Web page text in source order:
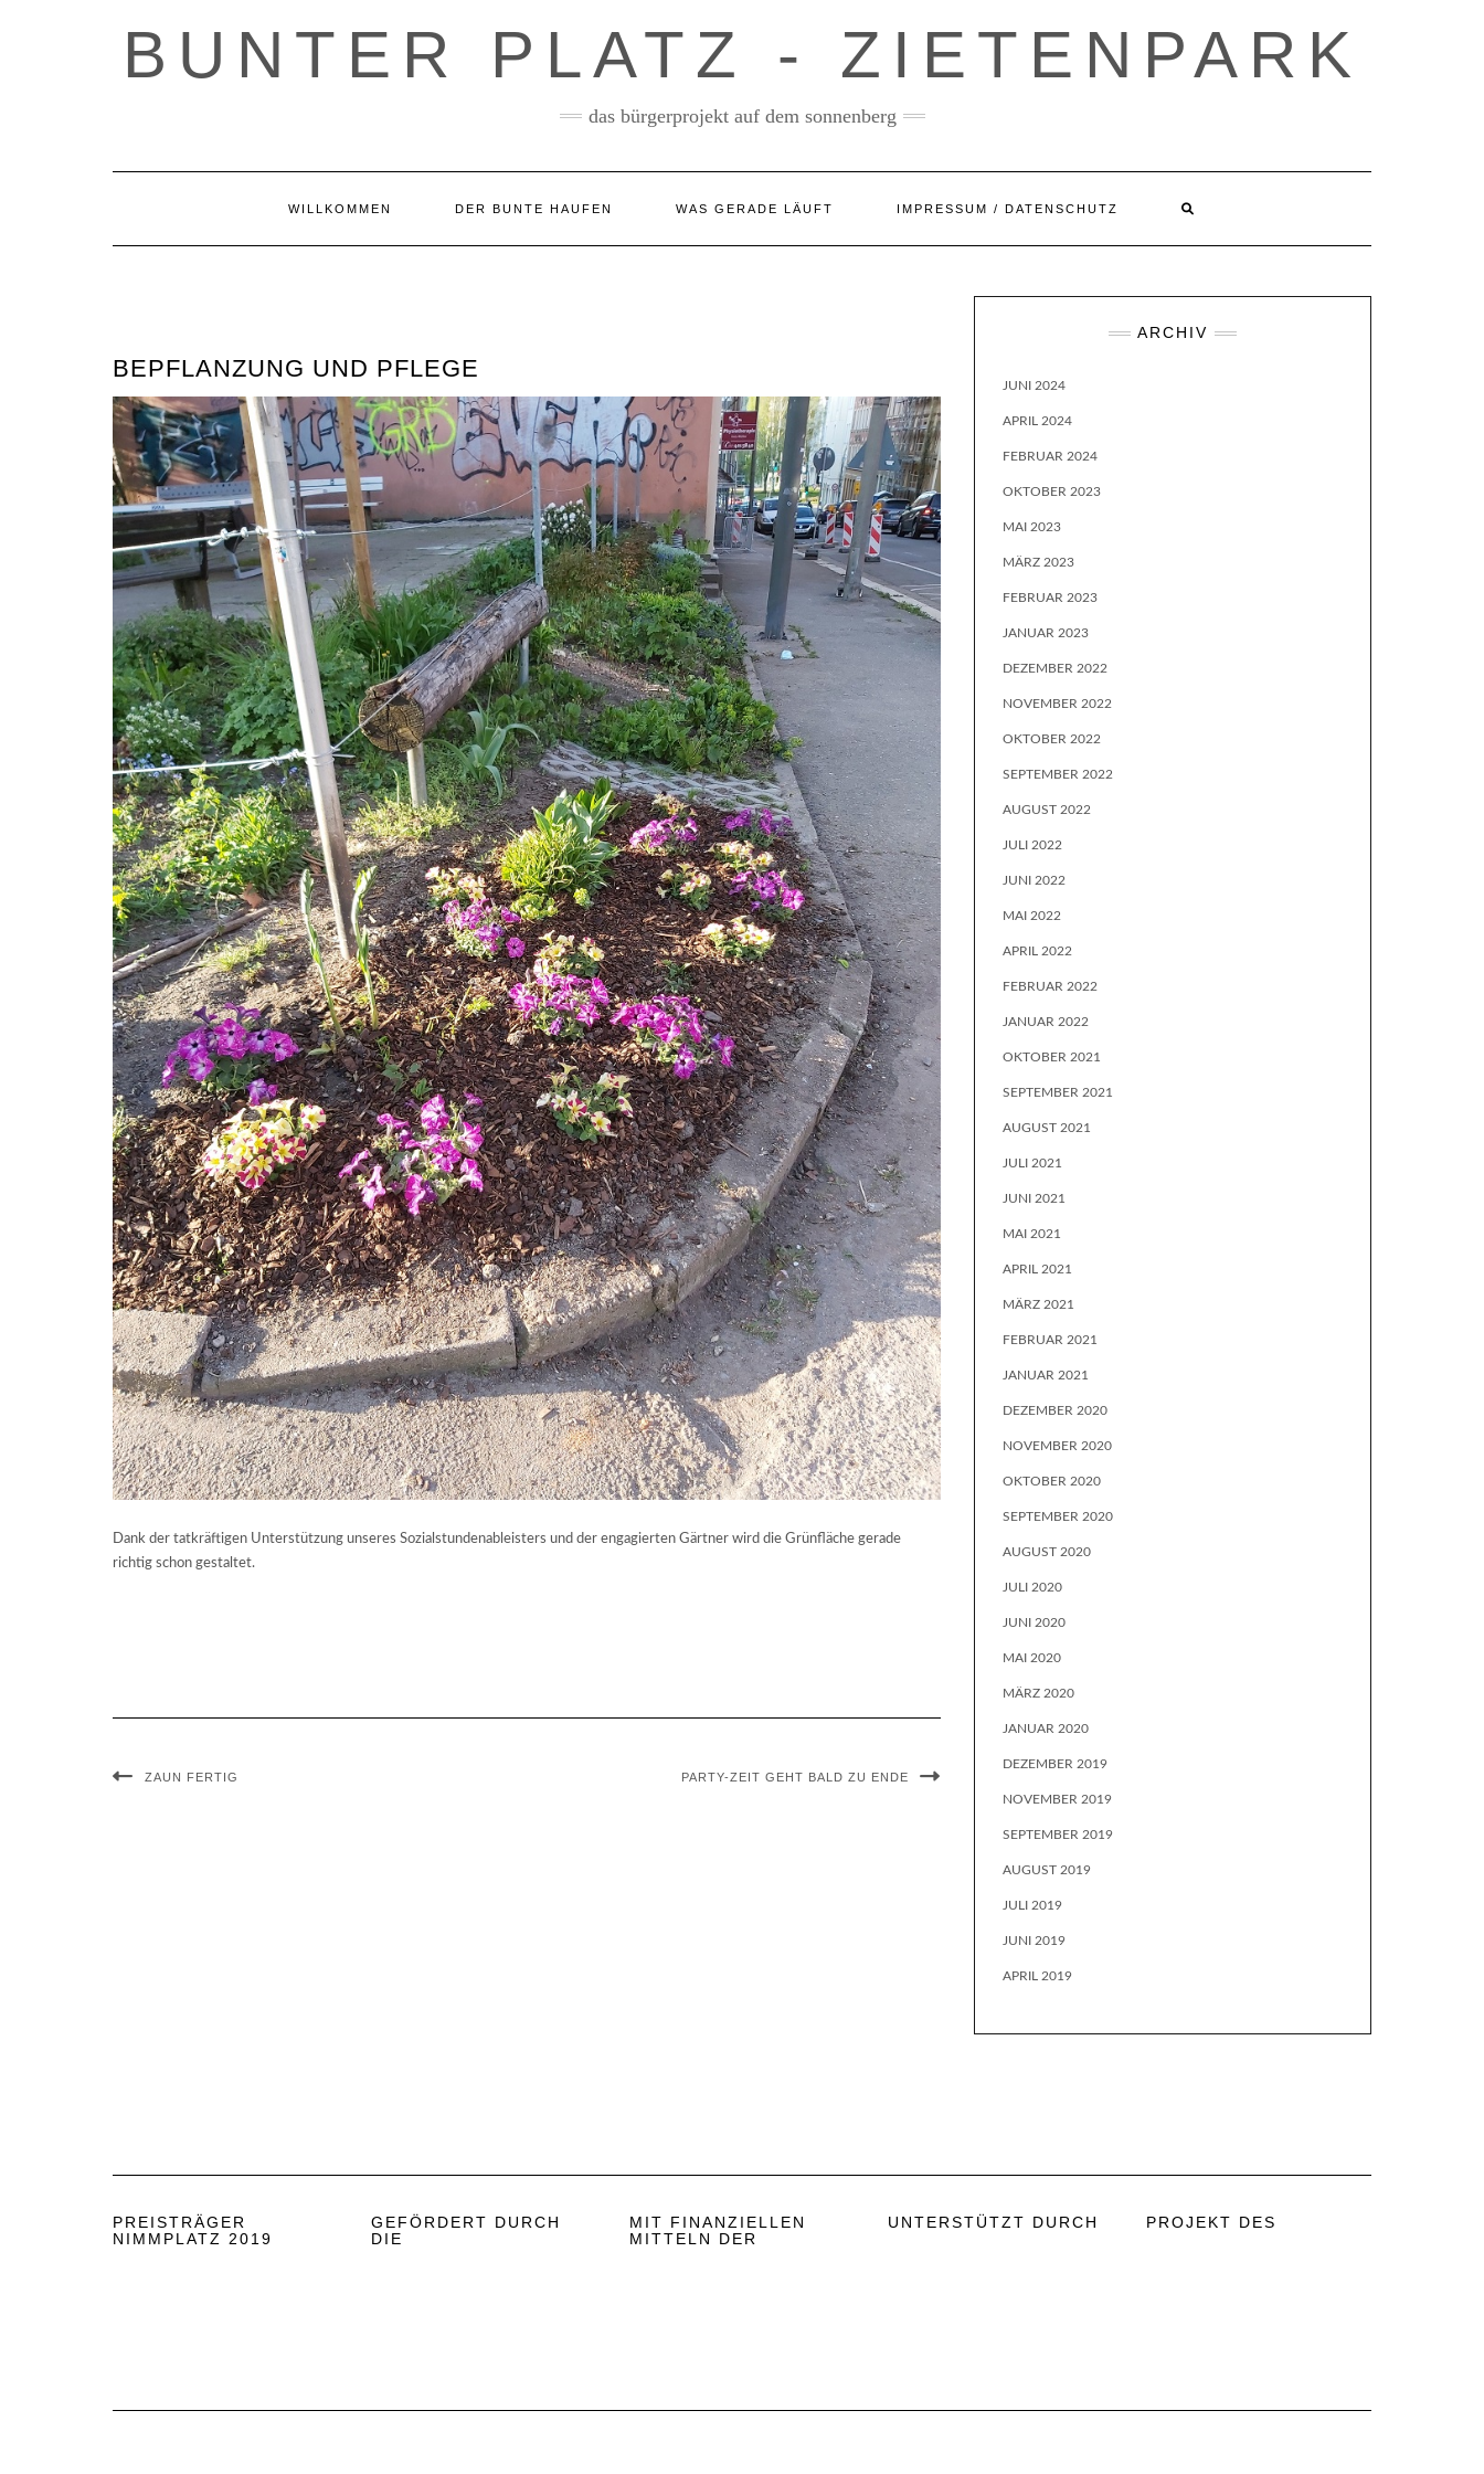
BUNTER PLATZ - ZIETENPARK
das bürgerprojekt auf dem sonnenberg
WILLKOMMEN DER BUNTE HAUFEN WAS GERADE LÄUFT IMPRESSUM / DATENSCHUTZ
BEPFLANZUNG UND PFLEGE
Dank der tatkräftigen Unterstützung unseres Sozialstundenableisters und der engagierten Gärtner wird die Grünfläche gerade
richtig schon gestaltet.
ZAUN FERTIG PARTY-ZEIT GEHT BALD ZU ENDE
ARCHIV
JUNI 2024
APRIL 2024
FEBRUAR 2024
OKTOBER 2023
MAI 2023
MÄRZ 2023
FEBRUAR 2023
JANUAR 2023
DEZEMBER 2022
NOVEMBER 2022
OKTOBER 2022
SEPTEMBER 2022
AUGUST 2022
JULI 2022
JUNI 2022
MAI 2022
APRIL 2022
FEBRUAR 2022
JANUAR 2022
OKTOBER 2021
SEPTEMBER 2021
AUGUST 2021
JULI 2021
JUNI 2021
MAI 2021
APRIL 2021
MÄRZ 2021
FEBRUAR 2021
JANUAR 2021
DEZEMBER 2020
NOVEMBER 2020
OKTOBER 2020
SEPTEMBER 2020
AUGUST 2020
JULI 2020
JUNI 2020
MAI 2020
MÄRZ 2020
JANUAR 2020
DEZEMBER 2019
NOVEMBER 2019
SEPTEMBER 2019
AUGUST 2019
JULI 2019
JUNI 2019
APRIL 2019
PREISTRÄGER
NIMMPLATZ 2019
GEFÖRDERT DURCH
DIE
MIT FINANZIELLEN
MITTELN DER
UNTERSTÜTZT DURCH PROJEKT DES